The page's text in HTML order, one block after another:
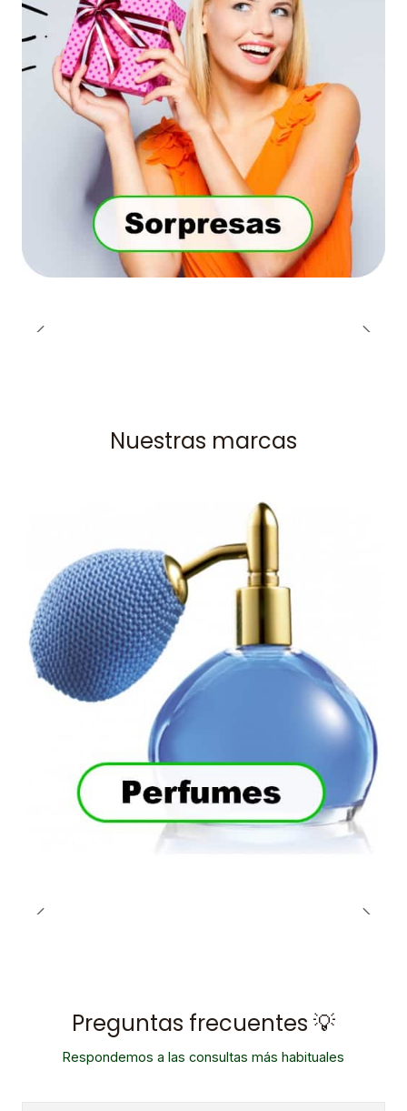
Nuestras marcas
Preguntas frecuentes 💡
Respondemos a las consultas más habituales